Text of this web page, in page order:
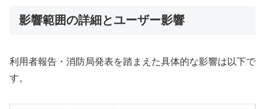
影響範囲の詳細とユーザー影響
利用者報告・消防局発表を踏まえた具体的な影響は以下で
す。